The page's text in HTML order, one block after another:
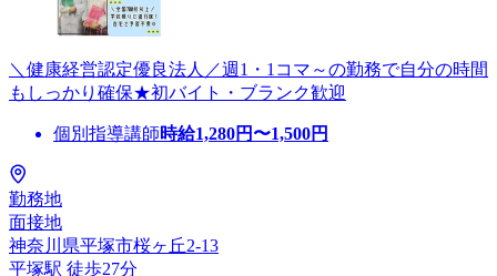
＼健康経営認定優良法人／週1・1コマ～の勤務で自分の時間
もしっかり確保★初バイト・ブランク歓迎
個別指導講師時給1,280円〜1,500円
勤務地
面接地
神奈川県平塚市桜ヶ丘2-13
平塚駅 徒歩27分